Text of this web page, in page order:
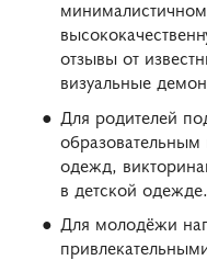
отзывы от
визуальные
Для родителей
одежд,
в детской одежде.
Для молодёжи